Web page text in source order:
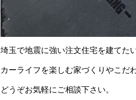
埼玉で地震に強い注文住宅を建てた
カーライフを楽しむ家づくりやこだ
どうぞお気軽にご相談下さい。